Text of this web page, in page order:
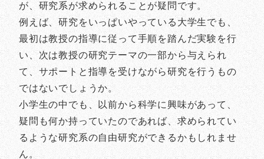
が、研究系が求められることが疑問です。
例えば、研究をいっぱいやっている大学生でも、
最初は教授の指導に従って手順を踏んだ実験を行
い、次は教授の研究テーマの一部から与えられ
て、サポートと指導を受けながら研究を行うもの
ではないでしょうか。
小学生の中でも、以前から科学に興味があって、
疑問も何か持っていたのであれば、求められてい
るような研究系の自由研究ができるかもしれませ
ん。